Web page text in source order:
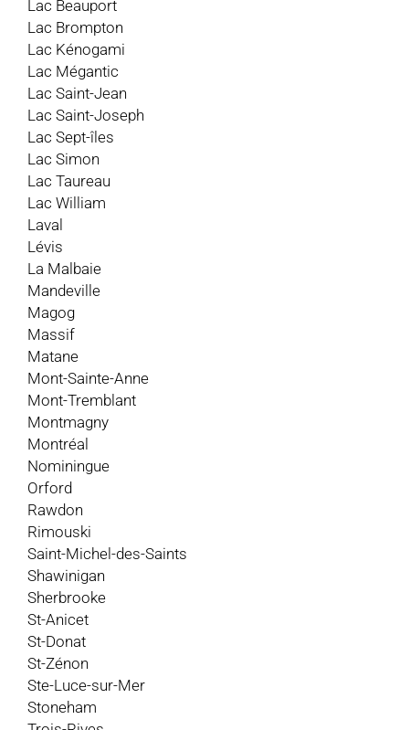
Lac Beauport
Lac Brompton
Lac Kénogami
Lac Mégantic
Lac Saint-Jean
Lac Saint-Joseph
Lac Sept-îles
Lac Simon
Lac Taureau
Lac William
Laval
Lévis
La Malbaie
Mandeville
Magog
Massif
Matane
Mont-Sainte-Anne
Mont-Tremblant
Montmagny
Montréal
Nominingue
Orford
Rawdon
Rimouski
Saint-Michel-des-Saints
Shawinigan
Sherbrooke
St-Anicet
St-Donat
St-Zénon
Ste-Luce-sur-Mer
Stoneham